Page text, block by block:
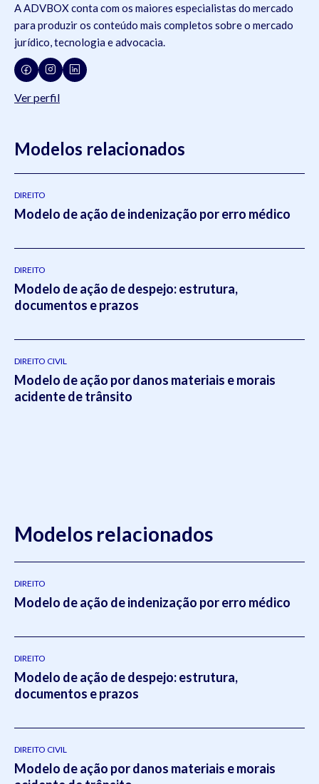
A ADVBOX conta com os maiores especialistas do mercado
para produzir os conteúdo mais completos sobre o mercado
jurídico, tecnologia e advocacia.
Ver perfil
Modelos relacionados
DIREITO
Modelo de ação de indenização por erro médico
DIREITO
Modelo de ação de despejo: estrutura,
documentos e prazos
DIREITO CIVIL
Modelo de ação por danos materiais e morais
acidente de trânsito
Modelos relacionados
DIREITO
Modelo de ação de indenização por erro médico
DIREITO
Modelo de ação de despejo: estrutura,
documentos e prazos
DIREITO CIVIL
Modelo de ação por danos materiais e morais